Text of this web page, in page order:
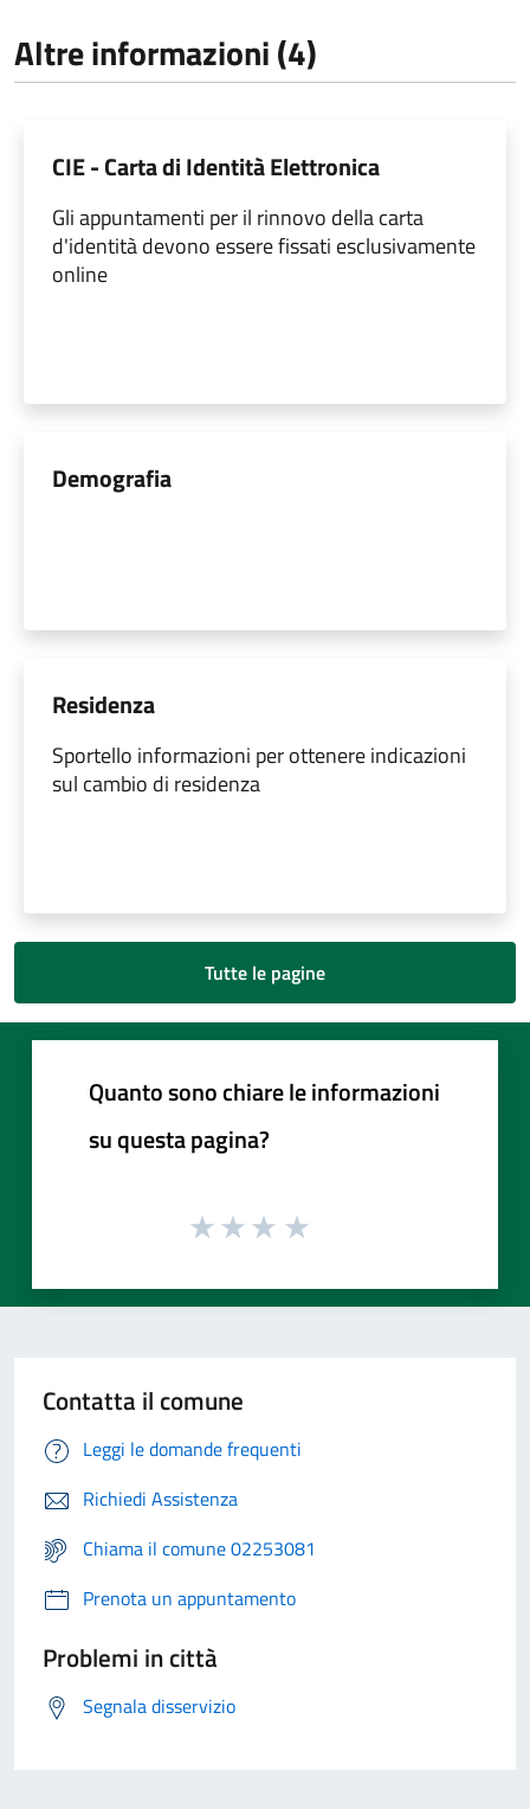
Altre informazioni (4)
CIE - Carta di Identità Elettronica
Gli appuntamenti per il rinnovo della carta
d'identità devono essere fissati esclusivamente
online
Demografia
Residenza
Sportello informazioni per ottenere indicazioni
sul cambio di residenza
Tutte le pagine
Quanto sono chiare le informazioni
su questa pagina?
Contatta il comune
Leggi le domande frequenti
Richiedi Assistenza
Chiama il comune 02253081
Prenota un appuntamento
Problemi in città
Segnala disservizio